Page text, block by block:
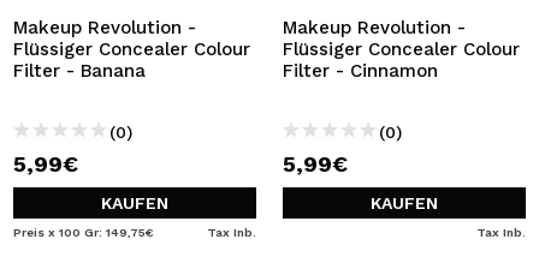
Makeup Revolution -
Flüssiger Concealer Colour
Filter - Banana
(0)
5,99€
KAUFEN
Preis x 100 Gr: 149,75€ Tax Inb.
Makeup Revolution -
Flüssiger Concealer Colour
Filter - Cinnamon
(0)
5,99€
KAUFEN
Tax Inb.